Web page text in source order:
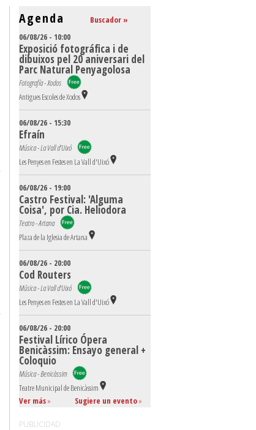
Agenda
Buscador »
06/08/26 - 10:00
Exposició fotográfica i de
dibuixos pel 20 aniversari del
Parc Natural Penyagolosa
Fotografía - Xodos
Antigues Escoles de Xodos
06/08/26 - 15:30
Efraín
Música - La Vall d'Uixó
Les Penyes en Festes en La Vall d'Uixó
06/08/26 - 19:00
Castro Festival: 'Alguma
Coisa', por Cia. Heliodora
Teatro - Artana
Plaza de la Iglesia de Artana
06/08/26 - 20:00
Cod Routers
Música - La Vall d'Uixó
Les Penyes en Festes en La Vall d'Uixó
06/08/26 - 20:00
Festival Lírico Ópera
Benicàssim: Ensayo general +
Coloquio
Música - Benicàssim
Teatre Municipal de Benicàssim
Ver más» Sugiere un evento»
PUBLICIDAD